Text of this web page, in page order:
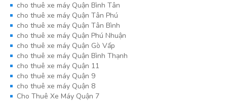
cho thuê xe máy Quận Bình Tân
cho thuê xe máy Quận Tân Phú
cho thuê xe máy Quận Tân Bình
cho thuê xe máy Quận Phú Nhuận
cho thuê xe máy Quận Gò Vấp
cho thuê xe máy Quận Bình Thạnh
cho thuê xe máy Quận 11
cho thuê xe máy Quận 9
cho thuê xe máy Quận 8
Cho Thuê Xe Máy Quận 7